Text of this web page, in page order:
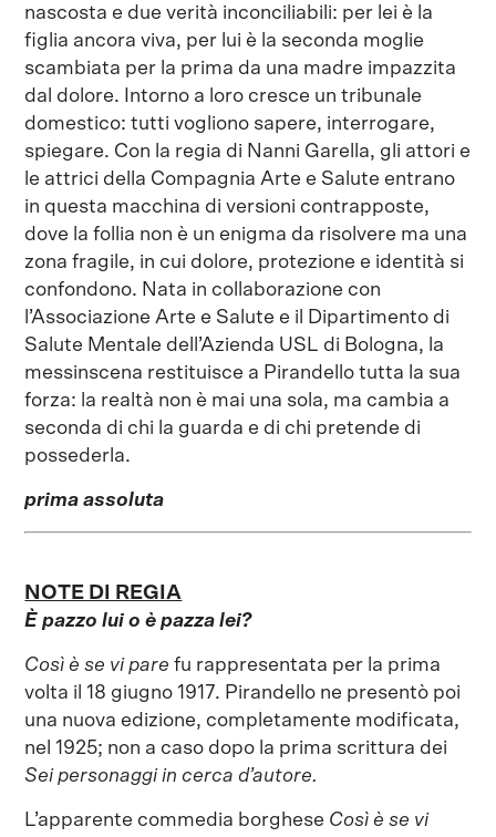
nascosta e due verità inconciliabili: per lei è la
figlia ancora viva, per lui è la seconda moglie
scambiata per la prima da una madre impazzita
dal dolore. Intorno a loro cresce un tribunale
domestico: tutti vogliono sapere, interrogare,
spiegare. Con la regia di Nanni Garella, gli attori e
le attrici della Compagnia Arte e Salute entrano
in questa macchina di versioni contrapposte,
dove la follia non è un enigma da risolvere ma una
zona fragile, in cui dolore, protezione e identità si
confondono. Nata in collaborazione con
l’Associazione Arte e Salute e il Dipartimento di
Salute Mentale dell’Azienda USL di Bologna, la
messinscena restituisce a Pirandello tutta la sua
forza: la realtà non è mai una sola, ma cambia a
seconda di chi la guarda e di chi pretende di
possederla.
prima assoluta
NOTE DI REGIA
È pazzo lui o è pazza lei?
Così è se vi pare fu rappresentata per la prima
volta il 18 giugno 1917. Pirandello ne presentò poi
una nuova edizione, completamente modificata,
nel 1925; non a caso dopo la prima scrittura dei
Sei personaggi in cerca d’autore.
L’apparente commedia borghese Così è se vi